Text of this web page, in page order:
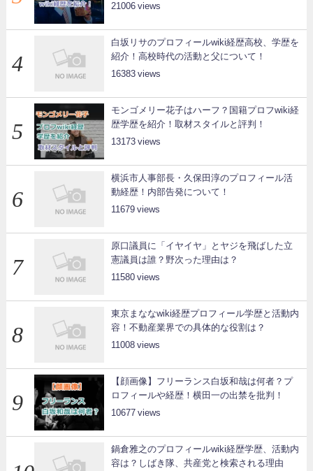
21006
白坂リサのプロフィールwiki経歴高校、学歴を
紹介！高校時代の活動と父について！
16383
モンゴメリー花子はハーフ？国籍プロフwiki経
歴学歴を紹介！取材スタイルと評判！
13173
横浜市人事部長・久保田淳のプロフィール活
動経歴！内部告発について！
11679
原口議員に「イヤイヤ」とヤジを飛ばした立
憲議員は誰？野次った理由は？
11580
東京まななwiki経歴プロフィール学歴と活動内
容！不動産業界での具体的な役割は？
11008
【顔画像】フリーランス白坂和哉は何者？プ
ロフィールや経歴！横田一の出禁を批判！
10677
鍋倉雅之のプロフィールwiki経歴学歴、活動内
容は？しばき隊、共産党と検索される理由